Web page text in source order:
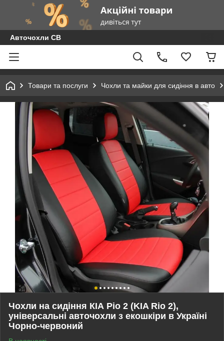
Авточохли СВ
Товари та послуги Чохли та майки для сидіння в авто
Чохли на сидіння КІА Ріо 2 (KIA Rio 2),
універсальні авточохли з екошкіри в Україні
Чорно-червоний